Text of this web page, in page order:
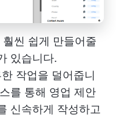
씬 쉽게 만들어줄
있습니다.
작업을 덜어줍니
를 통해 영업 제안
신속하게 작성하고